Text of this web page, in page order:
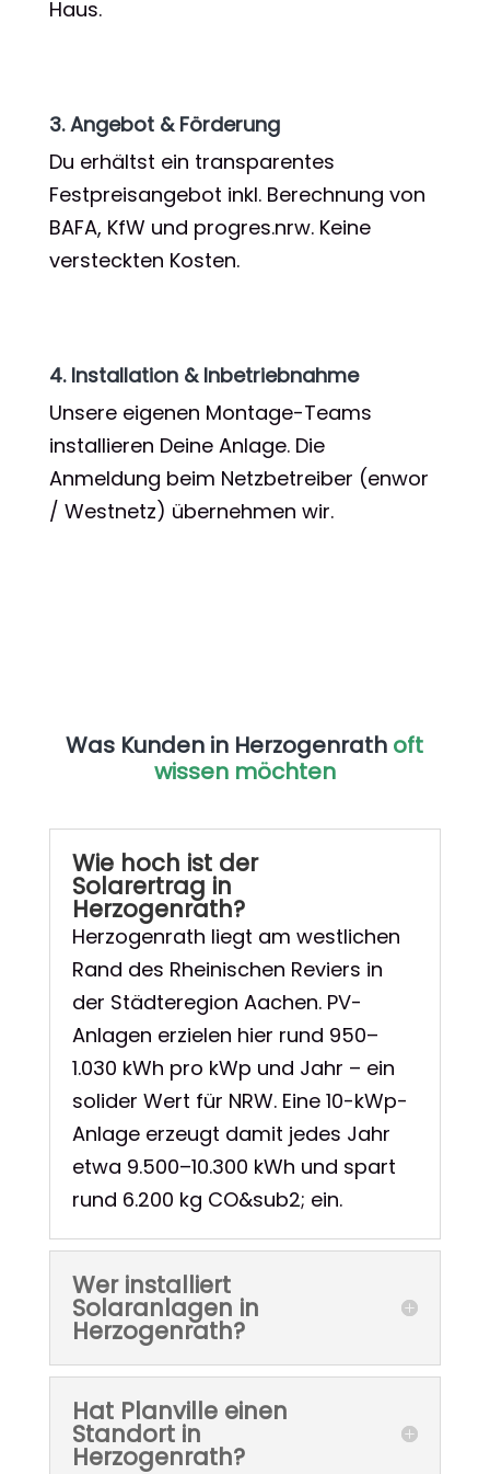
Haus.
3. Angebot & Förderung
Du erhältst ein transparentes
Festpreisangebot inkl. Berechnung von
BAFA, KfW und progres.nrw. Keine
versteckten Kosten.
4. Installation & Inbetriebnahme
Unsere eigenen Montage-Teams
installieren Deine Anlage. Die
Anmeldung beim Netzbetreiber (enwor
/ Westnetz) übernehmen wir.
Was Kunden in Herzogenrath oft
wissen möchten
Wie hoch ist der
Solarertrag in
Herzogenrath?
Herzogenrath liegt am westlichen
Rand des Rheinischen Reviers in
der Städteregion Aachen. PV-
Anlagen erzielen hier rund 950–
1.030 kWh pro kWp und Jahr – ein
solider Wert für NRW. Eine 10-kWp-
Anlage erzeugt damit jedes Jahr
etwa 9.500–10.300 kWh und spart
rund 6.200 kg CO&sub2; ein.
Wer installiert
Solaranlagen in
Herzogenrath?
Hat Planville einen
Standort in
Herzogenrath?